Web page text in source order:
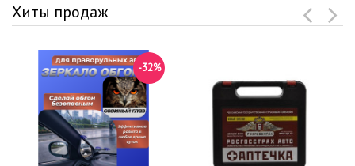
Хиты продаж
-32%